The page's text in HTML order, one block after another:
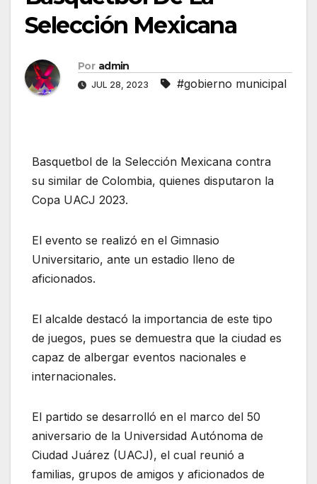
Selección Mexicana
Por admin
JUL 28, 2023 #gobierno municipal
Basquetbol de la Selección Mexicana contra
su similar de Colombia, quienes disputaron la
Copa UACJ 2023.
El evento se realizó en el Gimnasio
Universitario, ante un estadio lleno de
aficionados.
El alcalde destacó la importancia de este tipo
de juegos, pues se demuestra que la ciudad es
capaz de albergar eventos nacionales e
internacionales.
El partido se desarrolló en el marco del 50
aniversario de la Universidad Autónoma de
Ciudad Juárez (UACJ), el cual reunió a
familias, grupos de amigos y aficionados de